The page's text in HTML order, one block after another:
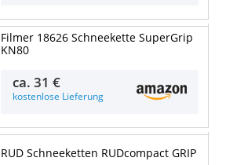
Filmer 18626 Schneekette SuperGrip
KN80
ca.31 €
kostenlose Lieferung
RUD Schneeketten RUDcompact GRIP